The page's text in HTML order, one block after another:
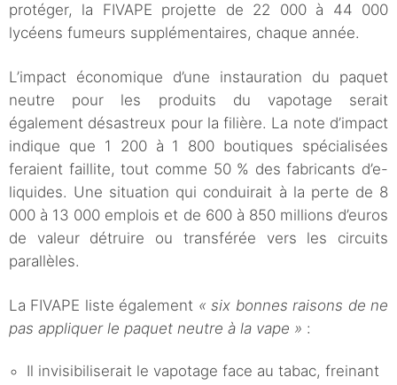
protéger, la FIVAPE projette de 22 000 à 44 000
lycéens fumeurs supplémentaires, chaque année.
L’impact économique d’une instauration du paquet
neutre pour les produits du vapotage serait
également désastreux pour la filière. La note d’impact
indique que 1 200 à 1 800 boutiques spécialisées
feraient faillite, tout comme 50 % des fabricants d’e-
liquides. Une situation qui conduirait à la perte de 8
000 à 13 000 emplois et de 600 à 850 millions d’euros
de valeur détruire ou transférée vers les circuits
parallèles.
La FIVAPE liste également « six bonnes raisons de ne
pas appliquer le paquet neutre à la vape » :
Il invisibiliserait le vapotage face au tabac, freinant